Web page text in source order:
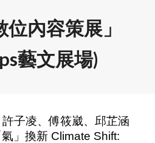
內容策展」
藝文展場)
子凌、傅筱崴、邱芷涵
氣」換新 Climate Shift: